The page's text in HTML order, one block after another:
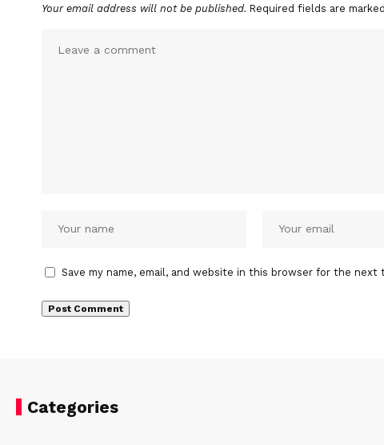
Your email address will not be published. Required fields are marked
Save my name, email, and website in this browser for the next
Categories